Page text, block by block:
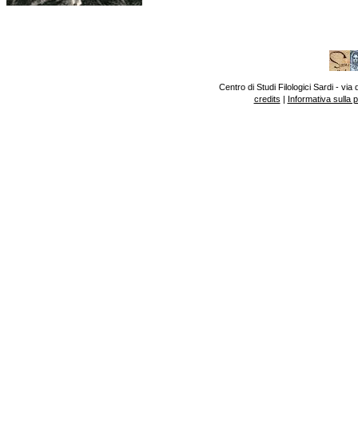
Centro di Studi Filologici Sardi - via
credits | Informativa sulla